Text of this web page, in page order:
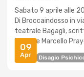
09
Apr
Sabato 9 aprile alle
Di Broccaindosso in
teatrale Bagagli,
L'attore Marcello
Arte Disagio